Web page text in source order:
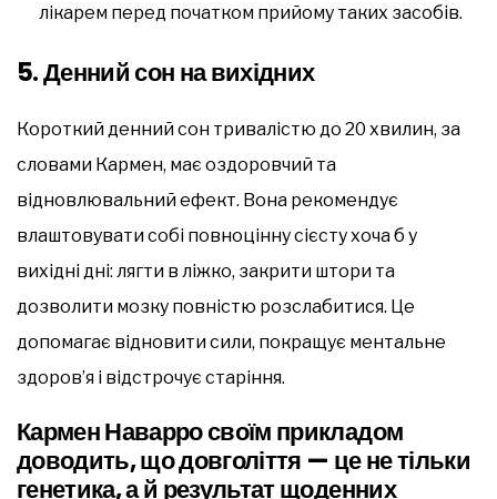
лікарем перед початком прийому таких засобів.
5.Денний сон на вихідних
Короткий денний сон тривалістю до 20 хвилин, за
словами Кармен, має оздоровчий та
відновлювальний ефект. Вона рекомендує
влаштовувати собі повноцінну сієсту хоча б у
вихідні дні: лягти в ліжко, закрити штори та
дозволити мозку повністю розслабитися. Це
допомагає відновити сили, покращує ментальне
здоров’я і відстрочує старіння.
Кармен Наварро своїм прикладом
доводить, що довголіття — це не тільки
генетика, а й результат щоденних